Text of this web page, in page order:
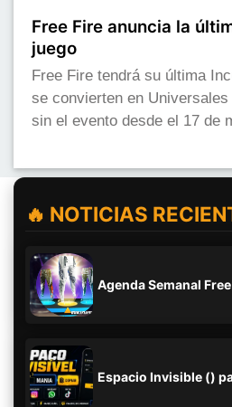
Free Fire anuncia la
juego
Free Fire tendrá su última
se convierten en
sin el evento desde el 17 de
🔥 NOTICIAS
Agenda Semanal
Espacio Invisible (ㅤ)